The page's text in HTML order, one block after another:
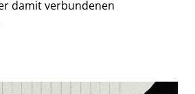
damit verbundenen